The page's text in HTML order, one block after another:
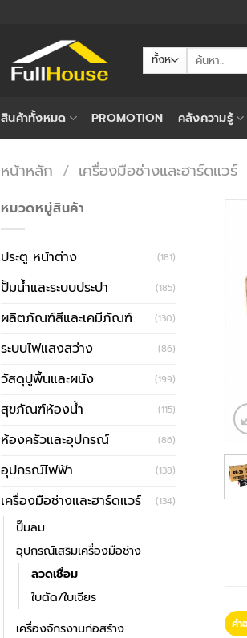
ค้นหา:
สินค้าทั้งหมด PROMOTION คลังความรู้
หน้าหลัก / เครื่องมือช่างและฮาร์ดแวร์
หมวดหมู่สินค้า
ประตู หน้าต่าง (181)
ปั้มน้ำและระบบประปา (185)
ผลิตภัณฑ์สีและเคมีภัณฑ์ (130)
ระบบไฟแสงสว่าง (86)
วัสดุปูพื้นและผนัง (199)
สุขภัณฑ์ห้องน้ำ (115)
ห้องครัวและอุปกรณ์ (86)
อุปกรณ์ไฟฟ้า (138)
เครื่องมือช่างและฮาร์ดแวร์ (134)
ปั๊มลม
อุปกรณ์เสริมเครื่องมือช่าง
ลวดเชื่อม
ใบตัด/ใบเจียร
เครื่องจักรงานก่อสร้าง
คำ